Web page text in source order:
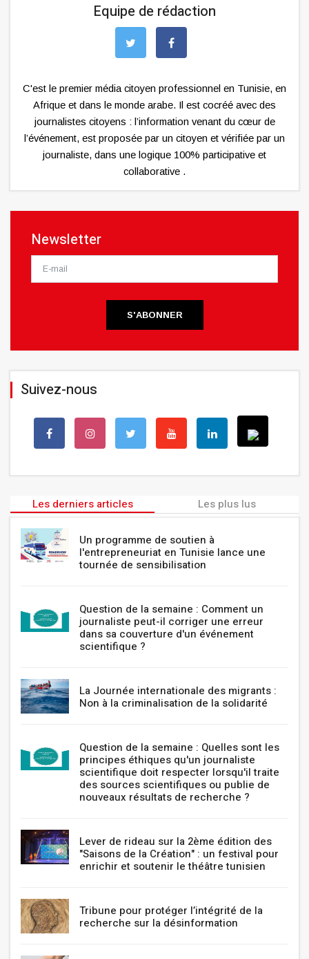
Equipe de rédaction
C'est le premier média citoyen professionnel en Tunisie, en
Afrique et dans le monde arabe. Il est cocréé avec des
journalistes citoyens : l’information venant du cœur de
l’événement, est proposée par un citoyen et vérifiée par un
journaliste, dans une logique 100% participative et
collaborative .
Newsletter
S'ABONNER
Suivez-nous
Les derniers articles Les plus lus
Un programme de soutien à
l'entrepreneuriat en Tunisie lance une
tournée de sensibilisation
Question de la semaine : Comment un
journaliste peut-il corriger une erreur
dans sa couverture d'un événement
scientifique ?
La Journée internationale des migrants :
Non à la criminalisation de la solidarité
Question de la semaine : Quelles sont les
principes éthiques qu'un journaliste
scientifique doit respecter lorsqu'il traite
des sources scientifiques ou publie de
nouveaux résultats de recherche ?
Lever de rideau sur la 2ème édition des
"Saisons de la Création" : un festival pour
enrichir et soutenir le théâtre tunisien
Tribune pour protéger l’intégrité de la
recherche sur la désinformation